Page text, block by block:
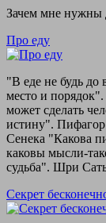
Зачем мне
Про еду
"В еде не будь до
место и
может сделать
истину".
Сенека "Какова
каковы мысли-
судьба". Шри
Секрет